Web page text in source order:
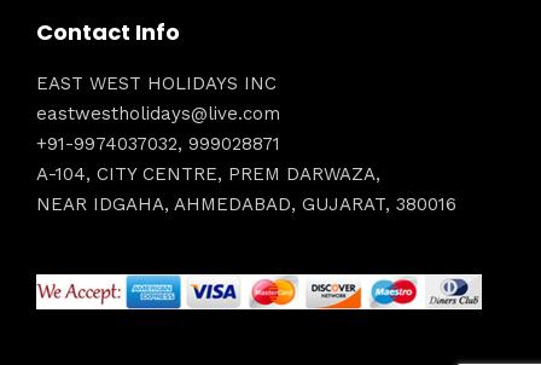
Contact Info
EAST WEST HOLIDAYS INC
eastwestholidays@live.com
+91-9974037032, 999028871
A-104, CITY CENTRE, PREM DARWAZA,
NEAR IDGAHA, AHMEDABAD, GUJARAT, 380016